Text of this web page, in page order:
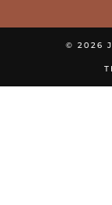
© 2026